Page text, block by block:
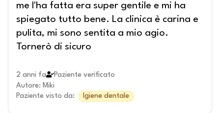
me l'ha fatta era super gentile e mi ha
spiegato tutto bene. La clinica è carina e
pulita, mi sono sentita a mio agio.
Tornerò di sicuro
2 anni fa
Paziente verificato
Autore: Miki
Paziente visto da: Igiene dentale